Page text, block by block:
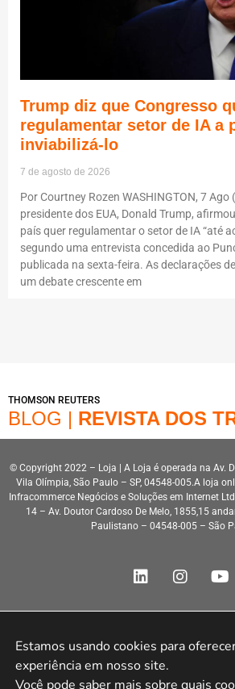
Trump diz que Congresso
regulamentar setor de IA a
inviabilizá-lo
7 de agosto de 2026
Por Courtney Rozen WASHINGTON, 7 Ago
presidente dos EUA, Donald Trump,
país quer regulamentar o setor de IA “até
segundo uma entrevista concedida ao
publicada na sexta-feira. As declarações
um debate crescente em
THOMSON REUTERS
BLOG | REVISTA DOS
© Copyright 2022 – Loja | A Loja é operada na Av.
Vila Olímpia, São Paulo – SP, 04548-005.A loja
Infracommerce Negócios e Soluções em Internet
14 – Av. Doutor Cardoso De Melo, 1855,15
Paulistano – 04548-005 – São
Estamos usando cookies para
experiência em nosso site.
Você pode saber mais sobre quais